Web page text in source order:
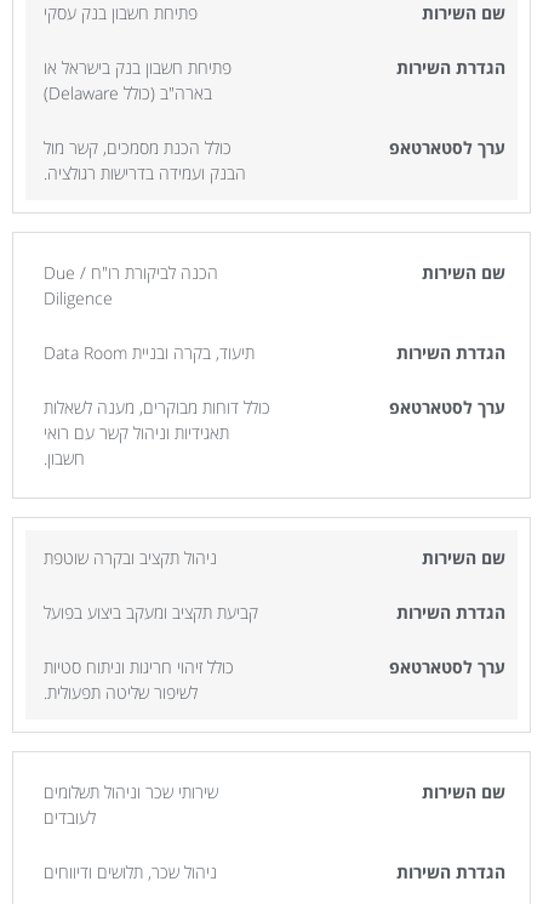
פתיחת חשבון בנק עסקי
פתיחת חשבון בנק בישראל או
בארה"ב (כולל Delaware)
כולל הכנת מסמכים, קשר מול
הבנק ועמידה בדרישות רגולציה.
הכנה לביקורת רו"ח / Due
Diligence
תיעוד, בקרה ובניית Data Room
כולל דוחות מבוקרים, מענה לשאלות
תאגידיות וניהול קשר עם רואי
חשבון.
ניהול תקציב ובקרה שוטפת
קביעת תקציב ומעקב ביצוע בפועל
כולל זיהוי חריגות וניתוח סטיות
לשיפור שליטה תפעולית.
שירותי שכר וניהול תשלומים
לעובדים
ניהול שכר, תלושים ודיווחים